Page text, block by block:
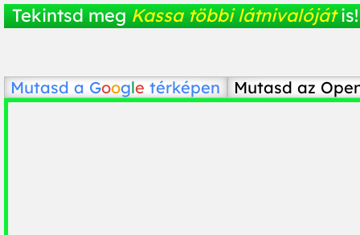
Tekintsd meg Kassa többi látnivalóját is!
Mutasd a Google térképen Mutasd az